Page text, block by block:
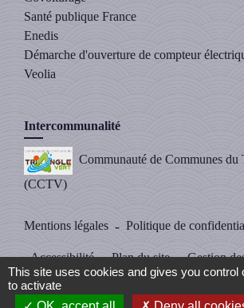
Santé publique France
Enedis
Démarche d'ouverture de compteur
Veolia
Intercommunalité
Communauté de Communes du
(CCTV)
Mentions légales - Politique de
Accessibilité - Plan du site - Gestion
This site uses cookies and gives you control
to activate